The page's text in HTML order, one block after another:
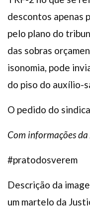
descontos apenas
pelo plano do
das sobras
isonomia, pode
do piso do auxílio-
O pedido do
Com informações
#pratodosverem
Descrição da
um martelo da